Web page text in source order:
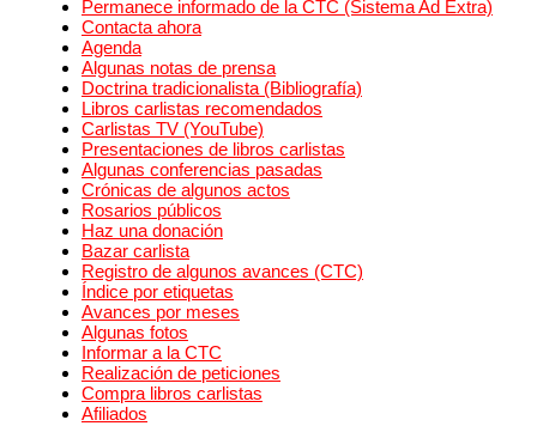
Permanece informado de la CTC (Sistema Ad Extra)
Contacta ahora
Agenda
Algunas notas de prensa
Doctrina tradicionalista (Bibliografía)
Libros carlistas recomendados
Carlistas TV (YouTube)
Presentaciones de libros carlistas
Algunas conferencias pasadas
Crónicas de algunos actos
Rosarios públicos
Haz una donación
Bazar carlista
Registro de algunos avances (CTC)
Índice por etiquetas
Avances por meses
Algunas fotos
Informar a la CTC
Realización de peticiones
Compra libros carlistas
Afiliados